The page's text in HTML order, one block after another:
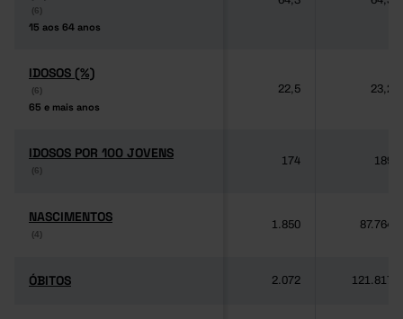
(6)
15 aos 64 anos
(6)
15 aos 64 anos
IDOSOS (%)
(6)
65 e mais anos
IDOSOS (%)
(6)
65 e mais anos
22,5 23,2
IDOSOS POR 100 JOVENS
(6)
IDOSOS POR 100 JOVENS
(6)
174 189
NASCIMENTOS
(4)
NASCIMENTOS
(4)
1.850 87.764
ÓBITOS
ÓBITOS 2.072 121.817